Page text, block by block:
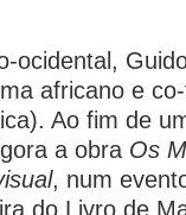
ocidental,
africano e
Ao fim de
a obra Os
, num
do Livro de